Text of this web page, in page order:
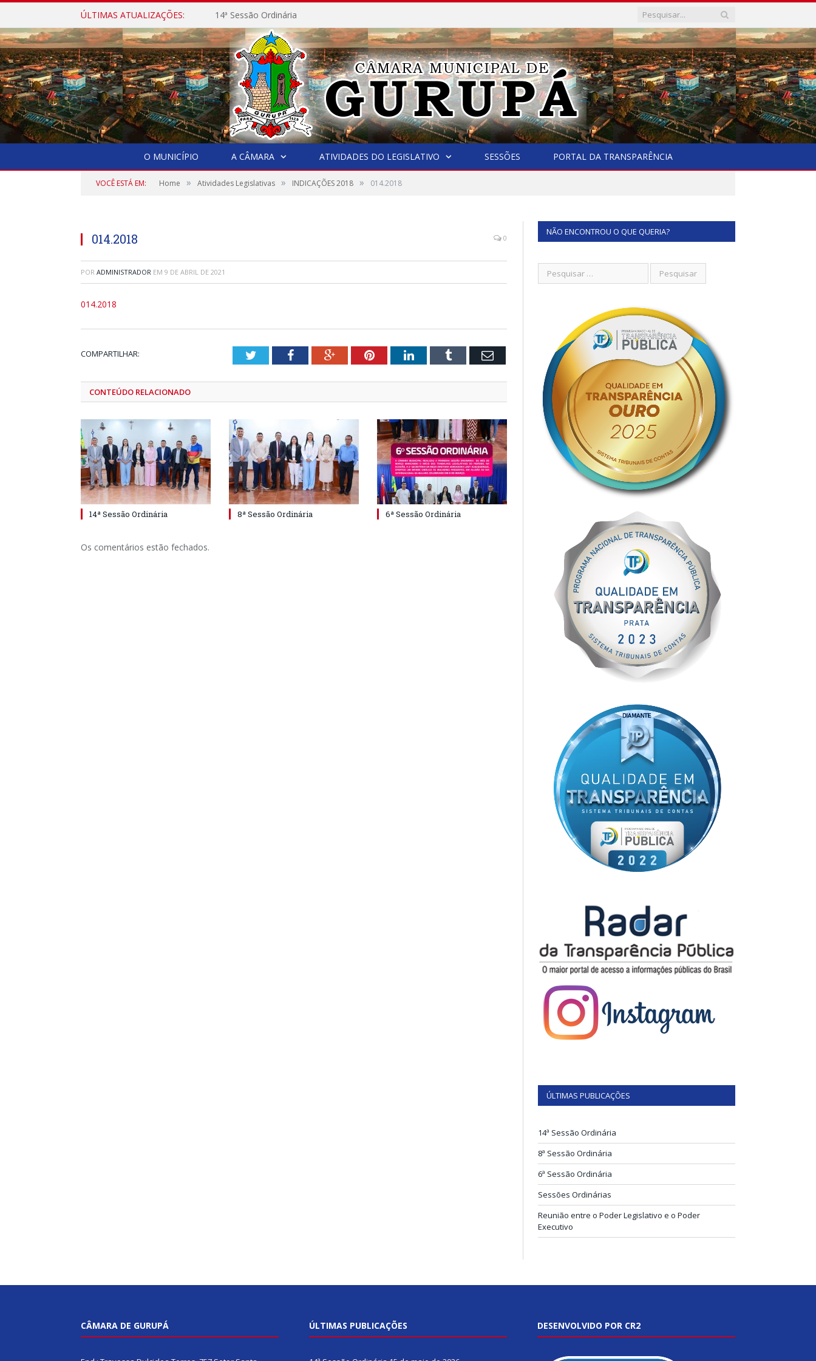
ÚLTIMAS ATUALIZAÇÕES: 14ª Sessão Ordinária
O MUNICÍPIO A CÂMARA ATIVIDADES DO LEGISLATIVO SESSÕES PORTAL DA TRANSPARÊNCIA
VOCÊ ESTÁ EM: Home » Atividades Legislativas » INDICAÇÕES 2018 » 014.2018
014.2018 0
POR ADMINISTRADOR EM 9 DE ABRIL DE 2021
014.2018
COMPARTILHAR: TwitterFacebookGoogle+PinterestLinkedInTumblr Email
CONTEÚDO RELACIONADO
14ª Sessão Ordinária 8ª Sessão Ordinária 6ª Sessão Ordinária
Os comentários estão fechados.
NÃO ENCONTROU O QUE QUERIA?
ÚLTIMAS PUBLICAÇÕES
14ª Sessão Ordinária
8ª Sessão Ordinária
6ª Sessão Ordinária
Sessões Ordinárias
Reunião entre o Poder Legislativo e o Poder
Executivo
CÂMARA DE GURUPÁ ÚLTIMAS PUBLICAÇÕES DESENVOLVIDO POR CR2